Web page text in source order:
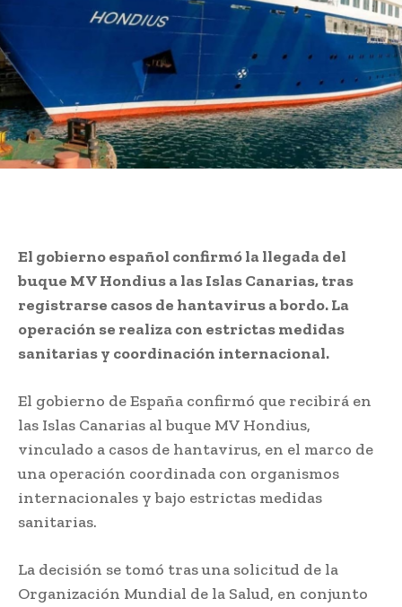
El gobierno español confirmó la llegada del
buque MV Hondius a las Islas Canarias, tras
registrarse casos de hantavirus a bordo. La
operación se realiza con estrictas medidas
sanitarias y coordinación internacional.
El gobierno de España confirmó que recibirá en
las Islas Canarias al buque MV Hondius,
vinculado a casos de hantavirus, en el marco de
una operación coordinada con organismos
internacionales y bajo estrictas medidas
sanitarias.
La decisión se tomó tras una solicitud de la
Organización Mundial de la Salud, en conjunto